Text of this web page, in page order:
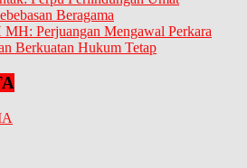
Beragama
MH: Perjuangan Mengawal Perkara
Berkuatan Hukum Tetap